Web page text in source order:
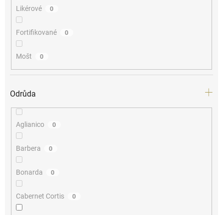
Likérové 0
Fortifikované 0
Mošt 0
Odrůda
Aglianico 0
Barbera 0
Bonarda 0
Cabernet Cortis 0